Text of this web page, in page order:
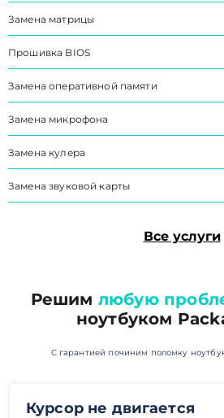
Замена матрицы
Прошивка BIOS
Замена оперативной памяти
Замена микрофона
Замена кулера
Замена звуковой карты
Все услуги
Решим любую
ноутбуком
С гарантией починим поломку
Курсор не двигается